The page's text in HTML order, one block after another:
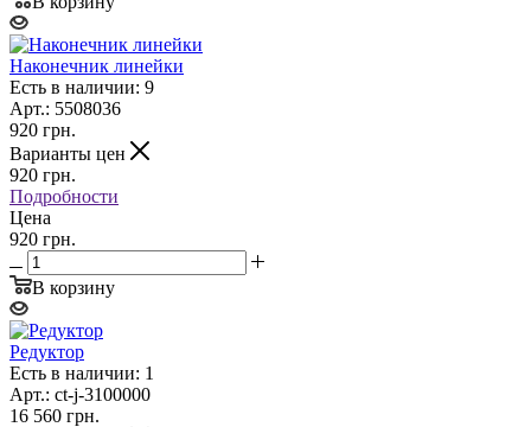
Наконечник линейки
Есть в наличии: 9
Арт.: 5508036
920 грн.
Варианты цен
920 грн.
Подробности
Цена
920 грн.
В корзину
Редуктор
Есть в наличии: 1
Арт.: ct-j-3100000
16 560 грн.